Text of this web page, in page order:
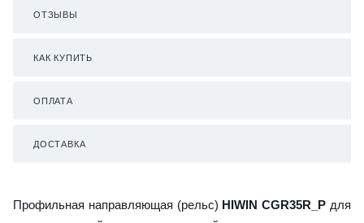
ОТЗЫВЫ
КАК КУПИТЬ
ОПЛАТА
ДОСТАВКА
Профильная направляющая (рельс) HIWIN CGR35R_P для